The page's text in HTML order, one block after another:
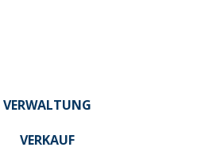
VERWALTUNG
VERKAUF